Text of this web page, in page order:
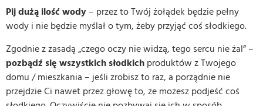
Pij dużą ilość wody – przez to Twój żołądek będzie pełny
wody i nie będzie myślał o tym, żeby przyjąć coś słodkiego.
Zgodnie z zasadą „czego oczy nie widzą, tego sercu nie żal” –
pozbądź się wszystkichsłodkich produktów z Twojego
domu / mieszkania – jeśli zrobisz to raz, a porządnie nie
przejdzie Ci nawet przez głowę to, że możesz podjeść coś